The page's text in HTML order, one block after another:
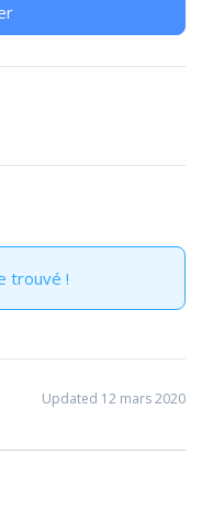
trouvé !
Updated 12 mars 2020